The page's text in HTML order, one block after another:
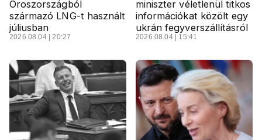
Oroszországból
származó LNG-t használt
júliusban
2026.08.04 | 20:27
miniszter véletlenül titkos
információkat közölt egy
ukrán fegyverszállításról
2026.08.04 | 15:41